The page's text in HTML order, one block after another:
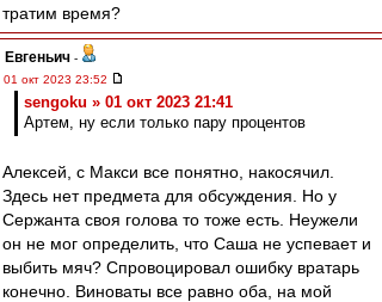
тратим время?
Евгеньич -
01 окт 2023 23:52
sengoku » 01 окт 2023 21:41
Артем, ну если только пару процентов
Алексей, с Макси все понятно, накосячил.
Здесь нет предмета для обсуждения. Но у
Сержанта своя голова то тоже есть. Неужели
он не мог определить, что Саша не успевает и
выбить мяч? Спровоцировал ошибку вратарь
конечно. Виноваты все равно оба, на мой